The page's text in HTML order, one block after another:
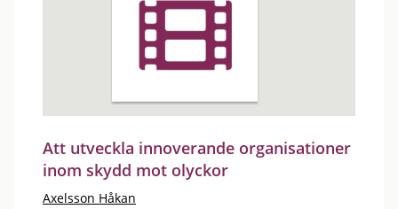
Att utveckla innoverande organisationer
inom skydd mot olyckor
Axelsson Håkan